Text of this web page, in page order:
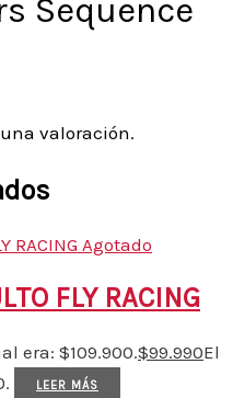
Sequence
valoración.
Agotado
FLY RACING
era: $109.900.$99.990El
LEER MÁS